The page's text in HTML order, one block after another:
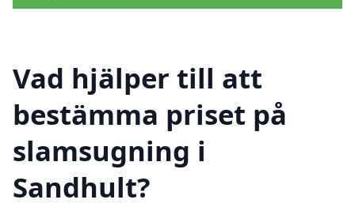
Vad hjälper till att
bestämma priset på
slamsugning i
Sandhult?